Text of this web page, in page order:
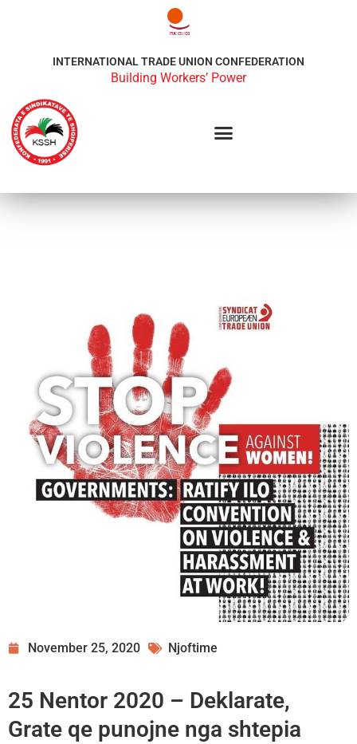
INTERNATIONAL TRADE UNION CONFEDERATION
Building Workers’ Power
November 25, 2020 Njoftime
25 Nentor 2020 – Deklarate,
Grate qe punojne nga shtepia